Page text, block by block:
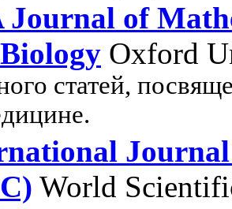
of
Oxford
статей,
World